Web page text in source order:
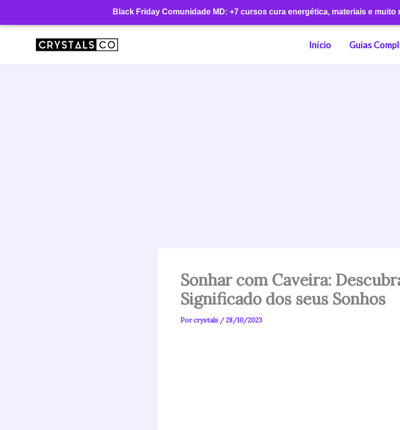
Black Friday Comunidade MD: +7 cursos cura energética, materiais e muito
conteúdo
Início Guias
Sonhar com Caveira:
Significado dos seus Sonhos
Porcrystals /28/10/2023